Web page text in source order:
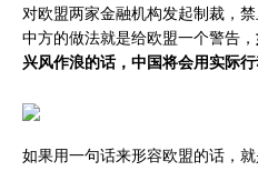
对欧盟两家金融机构发起制裁，
中方的做法就是给欧盟一个警告，
兴风作浪的话，中国将会用实际行
如果用一句话来形容欧盟的话，